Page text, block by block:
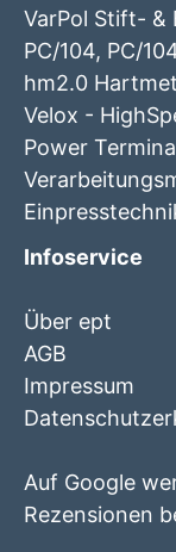
VarPol Stift- &
PC/104, PC/
hm2.0
Velox -
Power
Infoservice
Über ept
AGB
Impressum
Auf Google
Rezensionen